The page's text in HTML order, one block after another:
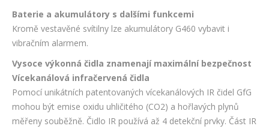
Baterie a akumulátory s dalšími funkcemi
Kromě vestavěné svítilny lze akumulátory G460 vybavit i
vibračním alarmem.
Vysoce výkonná čidla znamenají maximální bezpečnost
Vícekanálová infračervená čidla
Pomocí unikátních patentovaných vícekanálových IR čidel GfG
mohou být emise oxidu uhličitého (CO2) a hořlavých plynů
měřeny souběžně. Čidlo IR používá až 4 detekční prvky. Část IR